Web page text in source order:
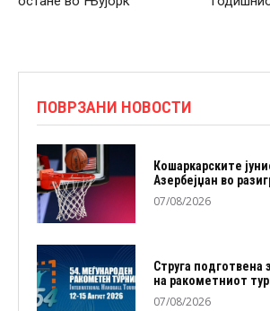
ПОВРЗАНИ НОВОСТИ
Кошаркарските
Азербејџан во
07/08/2026
Струга подготвена
на ракометниот
07/08/2026